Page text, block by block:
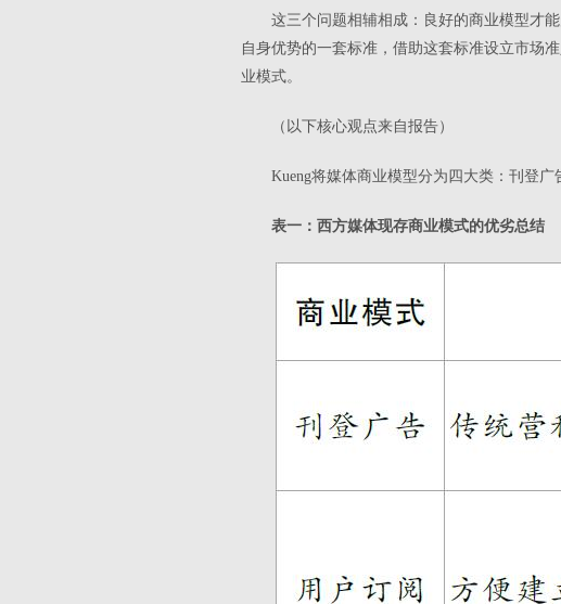
这三个问题相辅相成：良好的商业模型才
自身优势的一套标准，借助这套标准设立市场
业模式。
（以下核心观点来自报告）
Kueng将媒体商业模型分为四大类：刊登
表一：西方媒体现存商业模式的优劣总结